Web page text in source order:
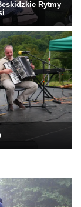
Rytmy